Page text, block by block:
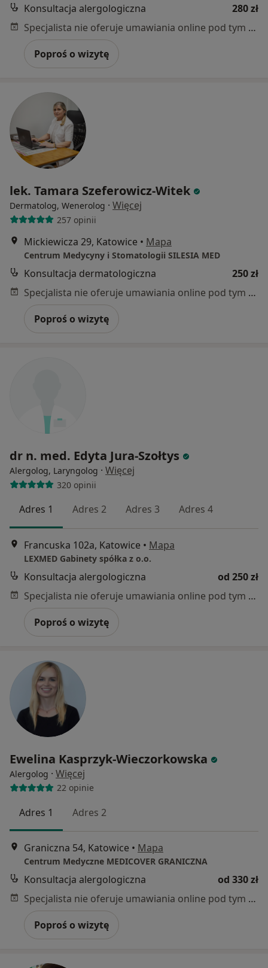
Konsultacja alergologiczna
280 zł
Specjalista nie oferuje umawiania online pod tym adresem.
Poproś o wizytę
lek. Tamara Szeferowicz-Witek
Dermatolog, Wenerolog · Więcej
257 opinii
Mickiewicza 29, Katowice • Mapa
Centrum Medycyny i Stomatologii SILESIA MED
Konsultacja dermatologiczna
250 zł
Specjalista nie oferuje umawiania online pod tym adresem.
Poproś o wizytę
dr n. med. Edyta Jura-Szołtys
Alergolog, Laryngolog · Więcej
320 opinii
Adres 1 Adres 2 Adres 3 Adres 4
Francuska 102a, Katowice • Mapa
LEXMED Gabinety spółka z o.o.
Konsultacja alergologiczna
od 250 zł
Specjalista nie oferuje umawiania online pod tym adresem.
Poproś o wizytę
Ewelina Kasprzyk-Wieczorkowska
Alergolog · Więcej
22 opinie
Adres 1 Adres 2
Graniczna 54, Katowice • Mapa
Centrum Medyczne MEDICOVER GRANICZNA
Konsultacja alergologiczna
od 330 zł
Specjalista nie oferuje umawiania online pod tym adresem.
Poproś o wizytę